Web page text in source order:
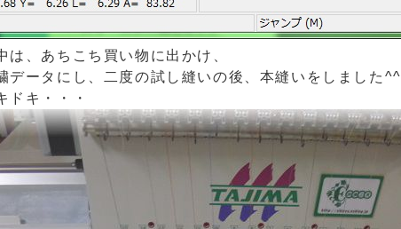
は、あちこち買い物に出かけ、
データにし、二度の試し縫いの後、本縫いをしました^^
ドキ・・・